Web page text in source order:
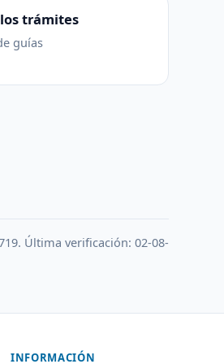
trámites
guías
Última verificación: 02-08-
INFORMACIÓN